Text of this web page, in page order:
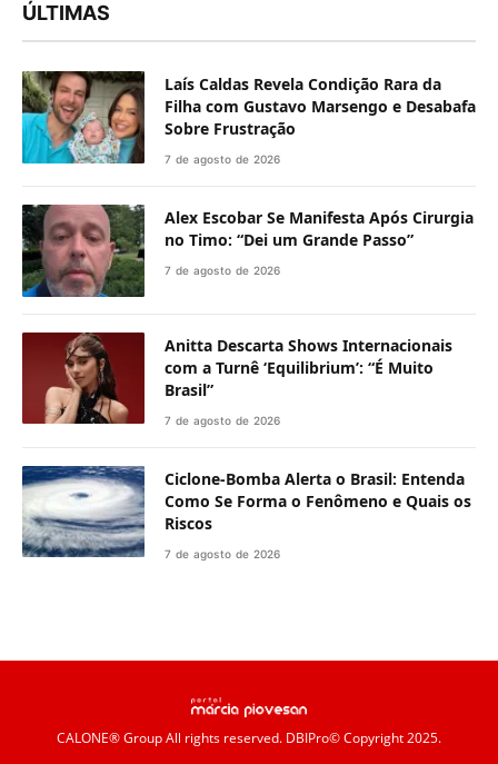
ÚLTIMAS
Laís Caldas Revela Condição Rara da
Filha com Gustavo Marsengo e Desabafa
Sobre Frustração
7 de agosto de 2026
Alex Escobar Se Manifesta Após Cirurgia
no Timo: “Dei um Grande Passo”
7 de agosto de 2026
Anitta Descarta Shows Internacionais
com a Turnê ‘Equilibrium’: “É Muito
Brasil”
7 de agosto de 2026
Ciclone-Bomba Alerta o Brasil: Entenda
Como Se Forma o Fenômeno e Quais os
Riscos
7 de agosto de 2026
CALONE® GroupAll rights reserved. DBIPro© Copyright 2025.